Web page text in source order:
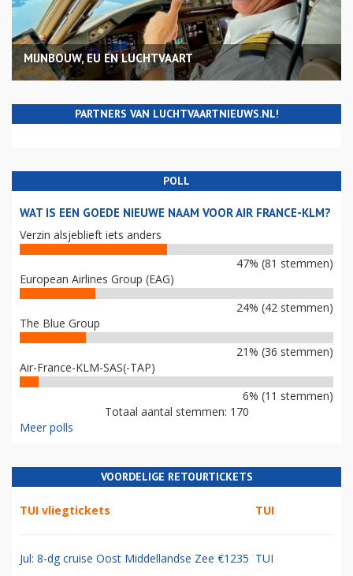
MIJNBOUW, EU EN LUCHTVAART
PARTNERS VAN LUCHTVAARTNIEUWS.NL!
POLL
WAT IS EEN GOEDE NIEUWE NAAM VOOR AIR FRANCE-KLM?
Verzin alsjeblieft iets anders
47% (81 stemmen)
European Airlines Group (EAG)
24% (42 stemmen)
The Blue Group
21% (36 stemmen)
Air-France-KLM-SAS(-TAP)
6% (11 stemmen)
Totaal aantal stemmen: 170
Meer polls
VOORDELIGE RETOURTICKETS
TUI vliegtickets TUI
Jul: 8-dg cruise Oost Middellandse Zee €1235 TUI